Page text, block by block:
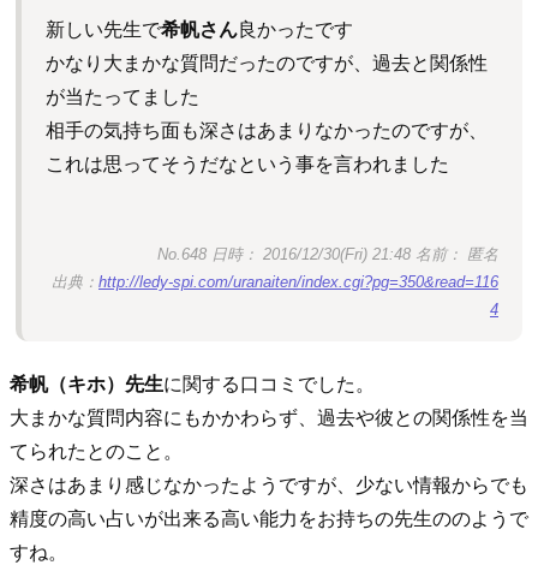
新しい先生で希帆さん良かったです
かなり大まかな質問だったのですが、過去と関係性
が当たってました
相手の気持ち面も深さはあまりなかったのですが、
これは思ってそうだなという事を言われました
No.648 日時： 2016/12/30(Fri) 21:48 名前： 匿名
出典： http://ledy-spi.com/uranaiten/index.cgi?pg=350&read=116
4
希帆（キホ）先生に関する口コミでした。
大まかな質問内容にもかかわらず、過去や彼との関係性を当
てられたとのこと。
深さはあまり感じなかったようですが、少ない情報からでも
精度の高い占いが出来る高い能力をお持ちの先生ののようで
すね。